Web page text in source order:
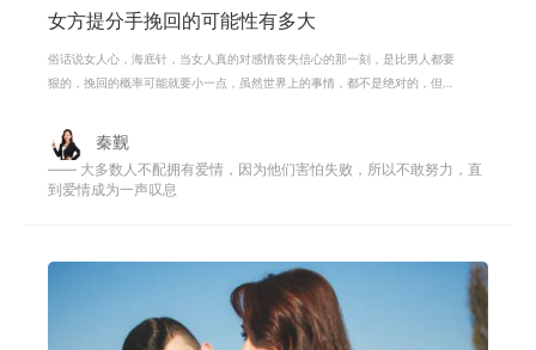
女方提分手挽回的可能性有多大
俗话说女人心，海底针，当女人真的对感情丧失信心的那一刻，是比男人都要
狠的，挽回的概率可能就要小一点，虽然世界上的事情，都不是绝对的，但
秦觐
—— 大多数人不配拥有爱情，因为他们害怕失败，所以不敢努力，直
到爱情成为一声叹息